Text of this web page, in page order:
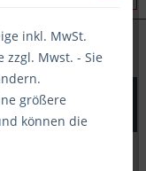
25xA4 à 21
inkl. MwSt.
zzgl. Mwst. - Sie
größere
können die